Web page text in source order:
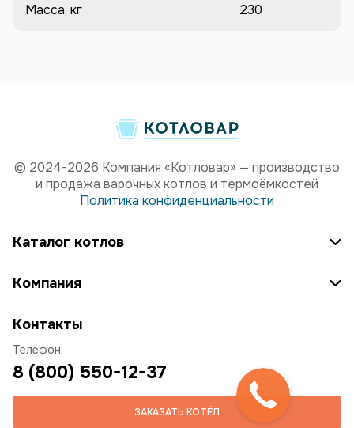
Масса, кг 230
© 2024-2026 Компания «Котловар» — производство
и продажа варочных котлов и термоёмкостей
Политика конфиденциальности
Каталог котлов
Компания
Контакты
Телефон
8 (800) 550-12-37
ЗАКАЗАТЬ КОТЁЛ